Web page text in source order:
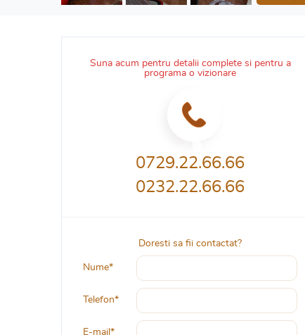
Suna acum pentru detalii complete si pentru a
programa o vizionare
0729.22.66.66
0232.22.66.66
Doresti sa fii contactat?
Nume*
Telefon*
E-mail*